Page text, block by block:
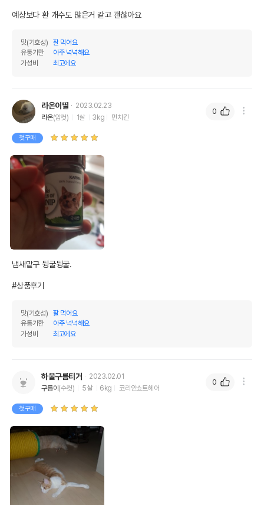
예상보다 환 개수도 많은거 같고 괜찮아요
맛(기호성)
잘 먹어요
유통기한
아주 넉넉해요
가성비
최고에요
라온이딸
2023.02.23
라온(암컷) 1살 3kg 먼치킨
첫구매
냄새맡구 뒹굴뒹굴.
#상품후기
맛(기호성)
잘 먹어요
유통기한
아주 넉넉해요
가성비
최고에요
0
하울구름티거
2023.02.01
구름이(수컷) 5살 6kg 코리안쇼트헤어
첫구매
0